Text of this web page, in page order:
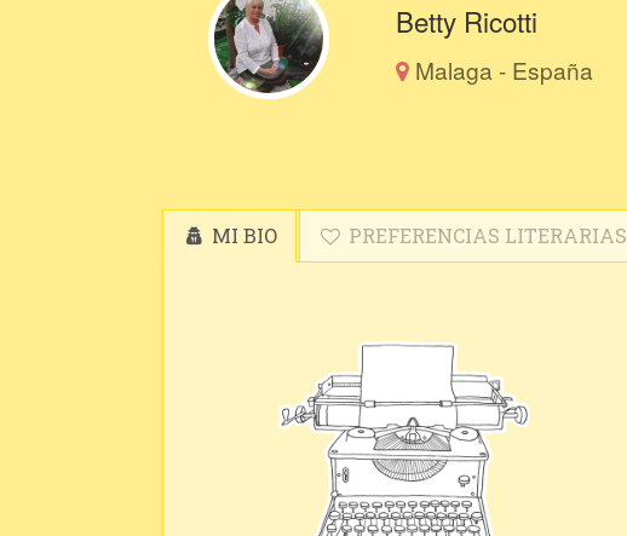
Betty Ricotti
Malaga - España
MI BIO PREFERENCIAS LITERARIAS